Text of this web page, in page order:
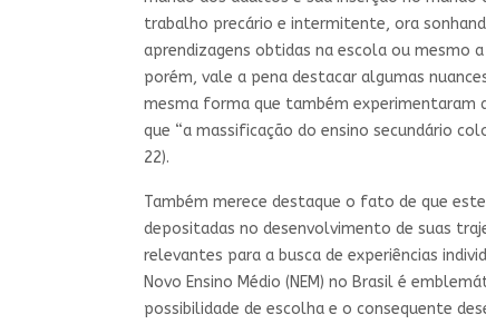
trabalho precário e intermitente, ora
aprendizagens obtidas na escola ou mesmo
porém, vale a pena destacar algumas
mesma forma que também experimentaram
que “a massificação do ensino secundário
22).
Também merece destaque o fato de que
depositadas no desenvolvimento de suas
relevantes para a busca de experiências
Novo Ensino Médio (NEM) no Brasil é
possibilidade de escolha e o consequente